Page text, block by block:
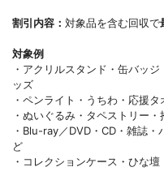
割引内容： 対象品を含む回収で
対象例
・アクリルスタンド・缶バッ
ッズ
・ペンライト・うちわ・応援
・ぬいぐるみ・タペストリー
・Blu-ray／DVD・CD・雑誌
ど
・コレクションケース・ひな